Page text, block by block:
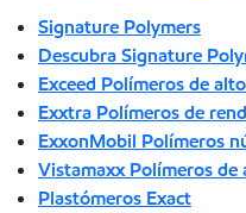
Signature Polymers
Descubra Signature
Exceed Polímeros de
Exxtra Polímeros de
ExxonMobil Polímeros
Vistamaxx Polímeros
Plastómeros Exact